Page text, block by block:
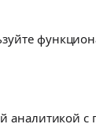
аналитикой